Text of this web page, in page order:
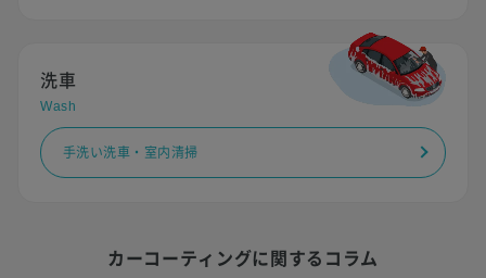
洗車
Wash
手洗い洗車・室内清掃
カーコーティングに関するコラム